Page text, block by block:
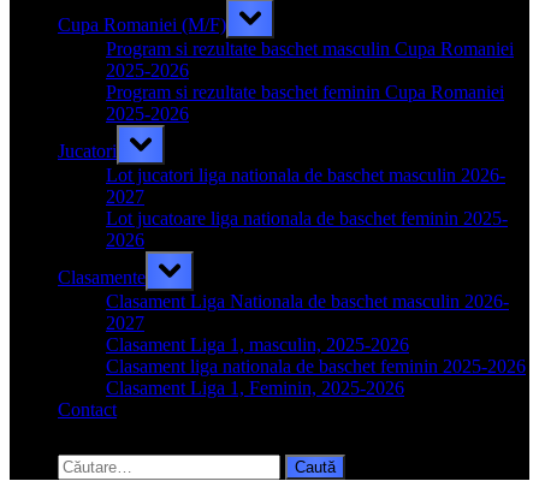
Cupa Romaniei (M/F)
Toggle
sub-
menu
Program si rezultate baschet masculin Cupa Romaniei
2025-2026
Program si rezultate baschet feminin Cupa Romaniei
2025-2026
Jucatori
Toggle
sub-
menu
Lot jucatori liga nationala de baschet masculin 2026-
2027
Lot jucatoare liga nationala de baschet feminin 2025-
2026
Clasamente
Toggle
sub-
menu
Clasament Liga Nationala de baschet masculin 2026-
2027
Clasament Liga 1, masculin, 2025-2026
Clasament liga nationala de baschet feminin 2025-2026
Clasament Liga 1, Feminin, 2025-2026
Contact
search
form
Caută